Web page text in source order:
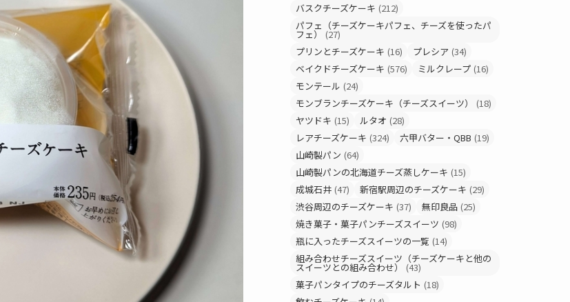
バスクチーズケーキ (212)
パフェ（チーズケーキパフェ、チーズを使ったパ
フェ） (27)
プリンとチーズケーキ (16) プレシア (34)
ベイクドチーズケーキ (576) ミルクレープ (16)
モンテール (24)
モンブランチーズケーキ（チーズスイーツ）
(18)
ヤツドキ (15) ルタオ (28)
レアチーズケーキ (324) 六甲バター・QBB (19)
山崎製パン (64)
山崎製パンの北海道チーズ蒸しケーキ (15)
成城石井 (47) 新宿駅周辺のチーズケーキ (29)
渋谷周辺のチーズケーキ (37) 無印良品 (25)
焼き菓子・菓子パンチーズスイーツ (98)
瓶に入ったチーズスイーツの一覧 (14)
組み合わせチーズスイーツ（チーズケーキと他の
スイーツとの組み合わせ）
(43)
菓子パンタイプのチーズタルト (18)